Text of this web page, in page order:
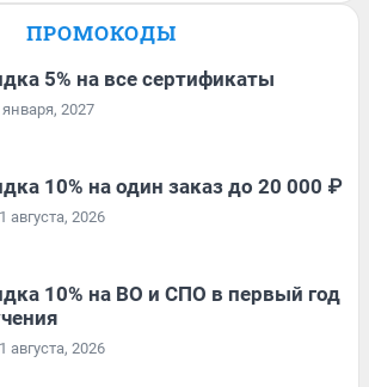
ПРОМОКОДЫ
5% на все сертификаты
2027
10% на один заказ до 20 000 ₽
августа, 2026
10% на ВО и СПО в первый год
августа, 2026